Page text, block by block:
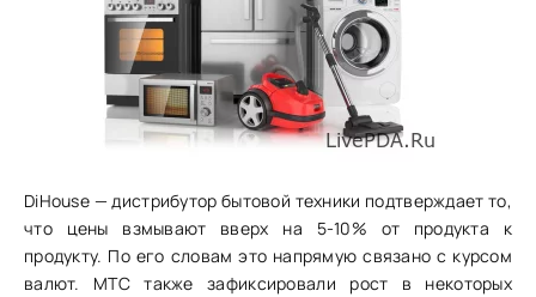
DiHouse — дистрибутор бытовой техники подтверждает то,
что цены взмывают вверх на 5-10% от продукта к
продукту. По его словам это напрямую связано с курсом
валют. МТС также зафиксировали рост в некоторых